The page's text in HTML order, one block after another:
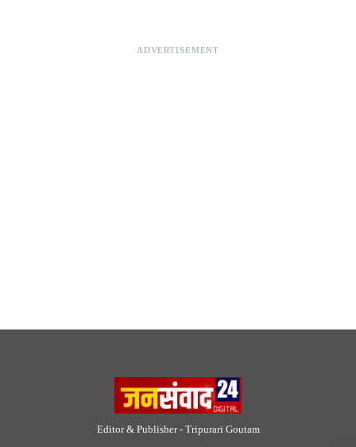
ADVERTISEMENT
Editor & Publisher - Tripurari Goutam